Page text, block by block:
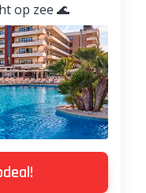
op zee 🌊